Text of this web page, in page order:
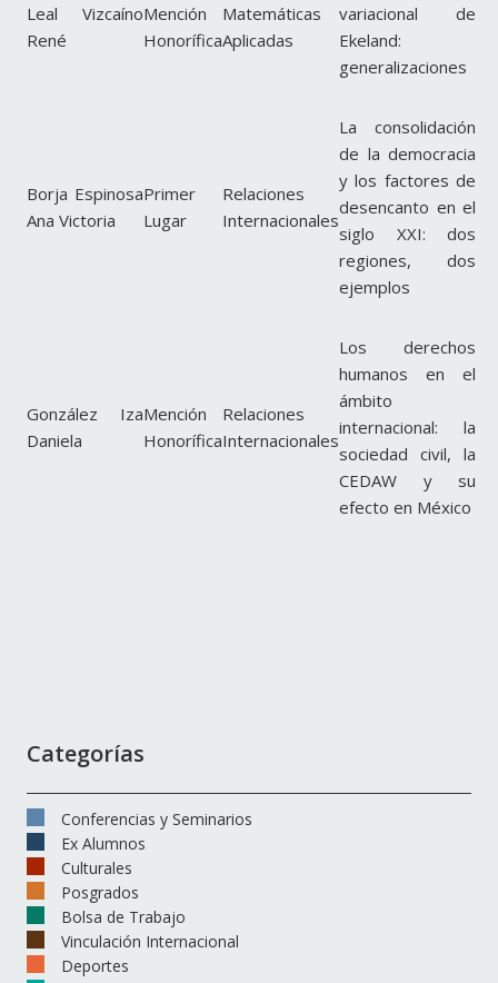
Leal Vizcaíno
René
Mención
Honorífica
Matemáticas
Aplicadas
variacional de
Ekeland:
generalizaciones
Borja Espinosa
Ana Victoria
Primer
Lugar
Relaciones
Internacionales
La consolidación
de la democracia
y los factores de
desencanto en el
siglo XXI: dos
regiones, dos
ejemplos
González Iza
Daniela
Mención
Honorífica
Relaciones
Internacionales
Los derechos
humanos en el
ámbito
internacional: la
sociedad civil, la
CEDAW y su
efecto en México
Categorías
Conferencias y Seminarios
Ex Alumnos
Culturales
Posgrados
Bolsa de Trabajo
Vinculación Internacional
Deportes